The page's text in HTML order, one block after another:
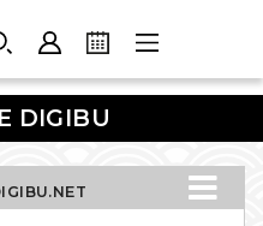
DIGIBU